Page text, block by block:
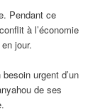
Pendant ce
à l’économie
jour.
urgent d’un
de ses